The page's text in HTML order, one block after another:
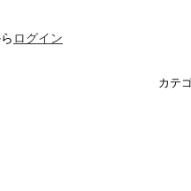
ログイン
カテ